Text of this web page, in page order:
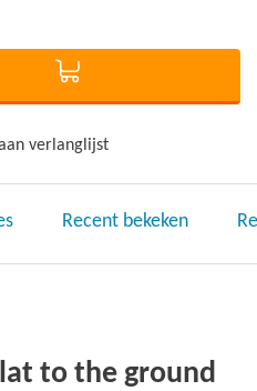
verlanglijst
Recent bekeken
to the ground